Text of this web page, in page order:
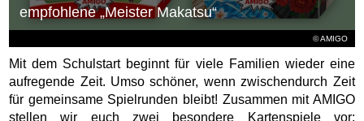
© AMIGO
empfohlene „Meister Makatsu“
Mit dem Schulstart beginnt für viele Familien wieder eine
aufregende Zeit. Umso schöner, wenn zwischendurch Zeit
für gemeinsame Spielrunden bleibt! Zusammen mit AMIGO
stellen wir euch zwei besondere Kartenspiele vor: